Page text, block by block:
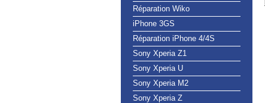
Réparation Wiko
iPhone 3GS
Réparation iPhone 4/4S
Sony Xperia Z1
Sony Xperia U
Sony Xperia M2
Sony Xperia Z